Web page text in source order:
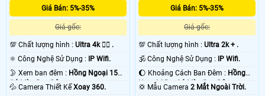
Giá Bán: 5%-35%
Giá gốc:
💯 Chất lượng hình : Ultra 4k 👍🏾 .
⚛️ Công Nghệ Sử Dụng :
IP Wifi.
🌛 Xem ban đêm : Hồng Ngoại 15m
Có Màu Ban Ðêm.
💦 Camera Thiết Kế Xoay 360.
Giá Bán: 5%-35%
Giá gốc:
💯 Chất lượng hình :Ultra 2k + .
🕉️ Công Nghệ Sử Dụng :
IP Wifi.
🌔 Khoảng Cách Ban Đêm : Hồng
Ngoại 35m Có Màu Ban Ðêm.
💢 Mẫu Camera2 Mắt Ngoài Trời.